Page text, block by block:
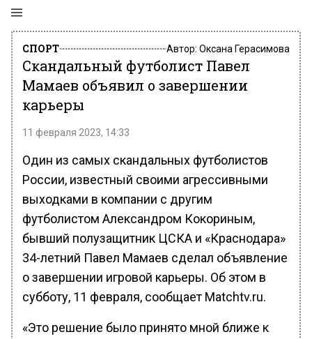
СПОРТ Автор: Оксана Герасимова
Скандальный футболист Павел
Мамаев объявил о завершении
карьеры
11 февраля 2023, 14:33
Один из самых скандальных футболистов
России, известный своими агрессивными
выходками в компании с другим
футболистом Александром Кокориным,
бывший полузащитник ЦСКА и «Краснодара»
34-летний Павел Мамаев сделал объявление
о завершении игровой карьеры. Об этом в
субботу, 11 февраля, сообщает Matchtv.ru.
«Это решение было принято мной ближе к